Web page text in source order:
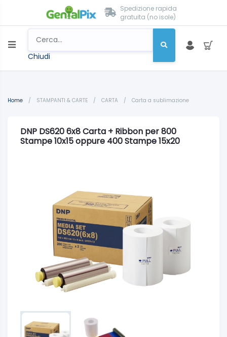
Spedizione rapida
gratuita (no isole)
Chiudi
Home / STAMPANTI & CARTE / CARTA / Carta a sublimazione
DNP DS620 6x8 Carta + Ribbon per 800
Stampe 10x15 oppure 400 Stampe 15x20